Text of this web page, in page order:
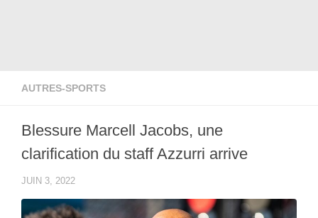
AUTRES-SPORTS
Blessure Marcell Jacobs, une
clarification du staff Azzurri arrive
JUIN 3, 2022